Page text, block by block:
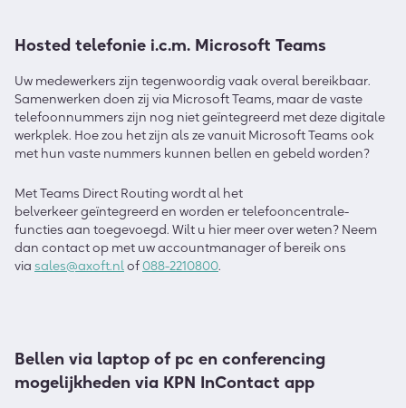
Hosted telefonie i.c.m. Microsoft Teams
Uw medewerkers zijn tegenwoordig vaak overal bereikbaar.
Samenwerken doen zij via Microsoft Teams, maar de vaste
telefoonnummers zijn nog niet geïntegreerd met deze digitale
werkplek. Hoe zou het zijn als ze vanuit Microsoft Teams ook
met hun vaste nummers kunnen bellen en gebeld worden?
MetTeams Direct Routing wordtal het
belverkeergeïntegreerd en worden ertelefooncentrale-
functies aan toegevoegd. Wilt u hier meer over weten? Neem
dan contact op met uw accountmanager of bereik ons
via sales@axoft.nlof088-2210800.
Bellen via laptop of pc en conferencing
mogelijkheden via KPN InContact app